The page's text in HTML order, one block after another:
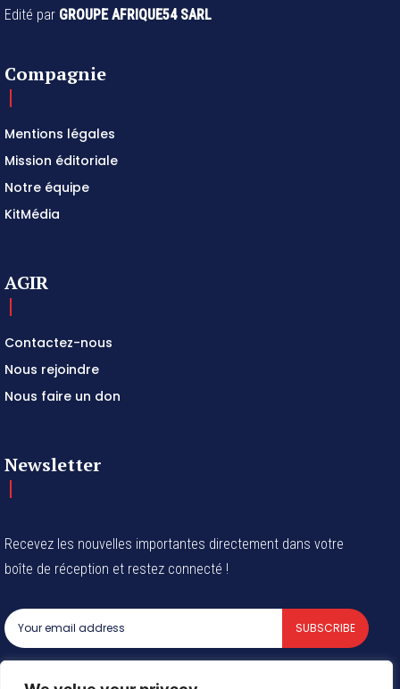
Edité par GROUPE AFRIQUE54 SARL
Compagnie
Mentions légales
Mission éditoriale
Notre équipe
KitMédia
AGIR
Contactez-nous
Nous rejoindre
Nous faire un don
Newsletter
Recevez les nouvelles importantes directement dans votre
boîte de réception et restez connecté !
SUBSCRIBE